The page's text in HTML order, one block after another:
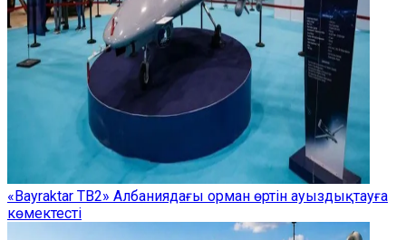
«Bayraktar TB2» Албаниядағы орман өртін ауыздықтауға
көмектесті